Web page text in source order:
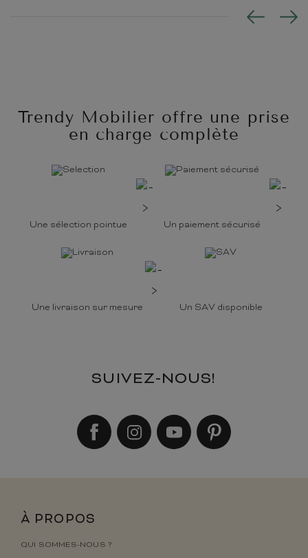
Trendy Mobilier offre une prise
en charge complète
Une sélection pointue Un paiement sécurisé
Une livraison sur mesure Un SAV disponible
SUIVEZ-NOUS!
À PROPOS
QUI SOMMES-NOUS ?